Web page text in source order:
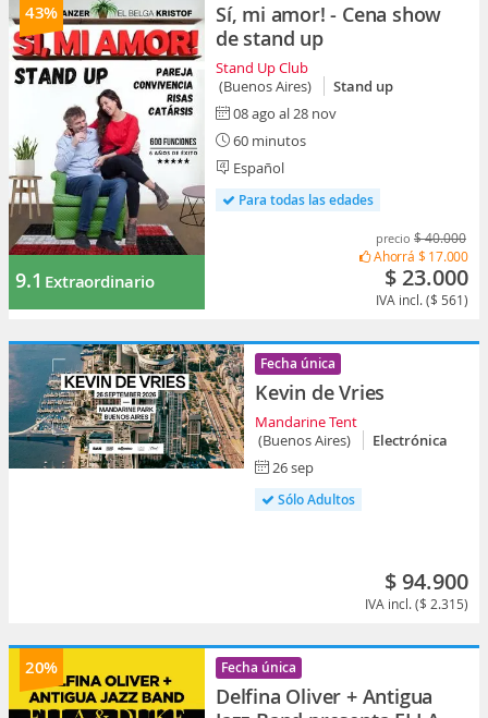
43%
9.1 Extraordinario
Sí, mi amor! - Cena show
de stand up
Stand Up Club
(Buenos Aires)
Stand up
08 ago al 28 nov
60 minutos
Español
Para todas las edades
precio $ 40.000
Ahorrá $ 17.000
$ 23.000
IVA incl. ($ 561)
Fecha única
Kevin de Vries
Mandarine Tent
(Buenos Aires)
Electrónica
26 sep
Sólo Adultos
$ 94.900
IVA incl. ($ 2.315)
20% Fecha única
Delfina Oliver + Antigua